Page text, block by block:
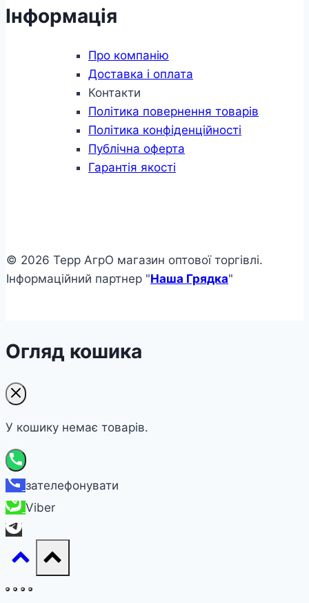
Інформація
Про компанію
Доставка і оплата
Контакти
Політика повернення товарів
Політика конфіденційності
Публічна оферта
Гарантія якості
© 2026 Терр АгрО магазин оптової торгівлі.
Інформаційний партнер "Наша Грядка"
Огляд кошика
У кошику немає товарів.
зателефонувати
Viber